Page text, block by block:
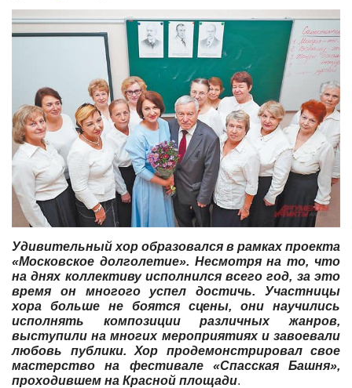
Удивительный хор образовался в рамках проекта
«Московское долголетие». Несмотря на то, что
на днях коллективу исполнился всего год, за это
время он многого успел достичь. Участницы
хора больше не боятся сцены, они научились
исполнять композиции различных жанров,
выступили на многих мероприятиях и завоевали
любовь публики. Хор продемонстрировал свое
мастерство на фестивале «Спасская Башня»,
проходившем на Красной площади.